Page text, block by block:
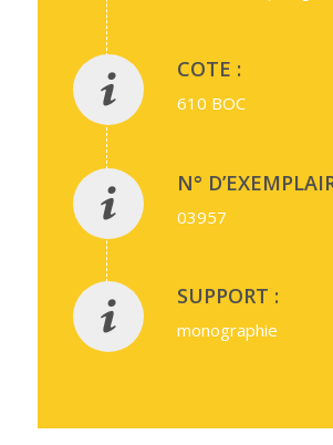
COTE :
610 BOC
N°
03957
SUPPORT :
monographie